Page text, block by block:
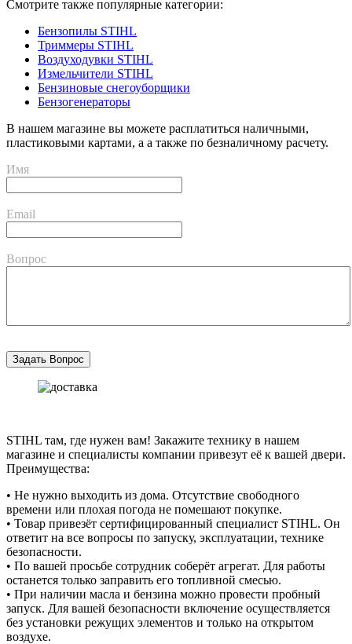
Смотрите также популярные категории:
Бензопилы STIHL
Триммеры STIHL
Воздуходувки STIHL
Измельчители STIHL
Бензиновые снегоуборщики
Бензогенераторы
В нашем магазине вы можете расплатиться наличными,
пластиковыми картами, а а также по безналичному расчету.
Имя
Email
Вопрос
STIHL там, где нужен вам! Закажите технику в нашем
магазине и специалисты компании привезут её к вашей двери.
Преимущества:
• Не нужно выходить из дома. Отсутствие свободного
времени или плохая погода не помешают покупке.
• Товар привезёт сертифицированный специалист STIHL. Он
ответит на все вопросы по запуску, эксплуатации, технике
безопасности.
• По вашей просьбе сотрудник соберёт агрегат. Для работы
останется только заправить его топливной смесью.
• При наличии масла и бензина можно провести пробный
запуск. Для вашей безопасности включение осуществляется
без установки режущих элементов и только на открытом
воздухе.